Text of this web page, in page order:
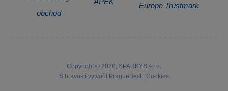
Copyright © 2026, SPARKYS s.r.o.
S hravostí vytvořil
PragueBest Cookies